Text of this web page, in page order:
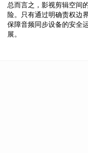
总而言之，影视剪辑空间
险。只有通过明确责权边
保障音频同步设备的安全
展。